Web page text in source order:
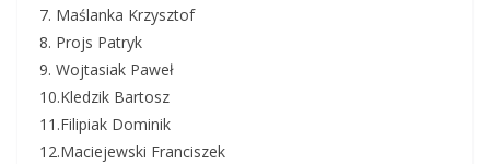
7. Maślanka Krzysztof
8. Projs Patryk
9. Wojtasiak Paweł
10.Kledzik Bartosz
11.Filipiak Dominik
12.Maciejewski Franciszek